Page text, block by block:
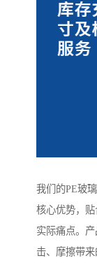
我们的PE玻
核心优势，
实际痛点。
击、摩擦带来